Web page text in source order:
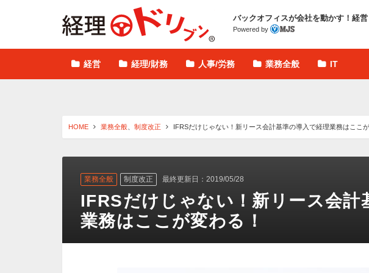
バックオフィスが会社を動かす！ 経営
Powered by
経営 経理/財務 人事/労務 業務全般 IT
HOME 業務全般 制度改正 IFRSだけじゃない！新リース会計基準の導入で経理業務はここが
業務全般 制度改正 最終更新日：2019/05/28
IFRSだけじゃない！新リース会計
業務はここが変わる！